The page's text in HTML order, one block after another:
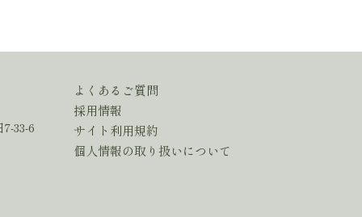
33-6
よくあるご質問
採用情報
サイト利用規約
個人情報の取り扱いについて